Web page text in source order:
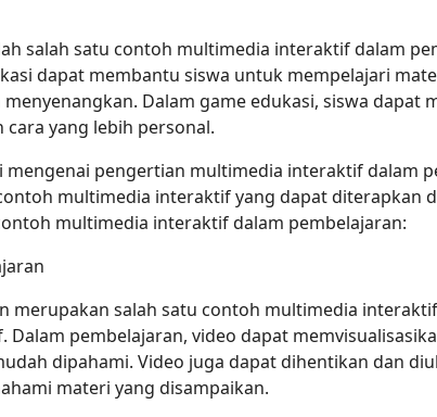
salah satu contoh multimedia interaktif dalam
dapat membantu siswa untuk mempelajari
Dalam game edukasi, siswa dapat
cara yang lebih personal.
mengenai pengertian multimedia interaktif dalam
multimedia interaktif yang dapat diterapkan
multimedia interaktif dalam pembelajaran:
merupakan salah satu contoh multimedia
Dalam pembelajaran, video dapat
dipahami. Video juga dapat dihentikan dan
materi yang disampaikan.